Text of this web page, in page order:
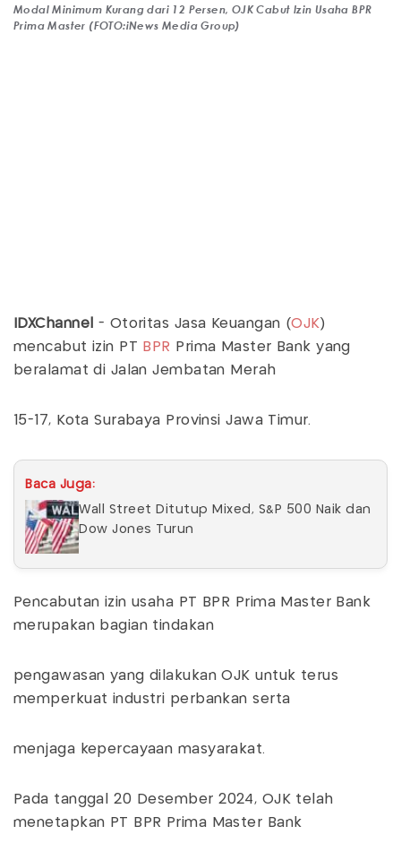
Modal Minimum Kurang dari 12 Persen, OJK Cabut Izin Usaha BPR
Prima Master (FOTO:iNews Media Group)
IDXChannel - Otoritas Jasa Keuangan (OJK)
mencabut izin PT BPR
Prima Master Bank yang
beralamat di Jalan Jembatan Merah
15-17, Kota Surabaya Provinsi Jawa Timur.
Baca Juga:
Wall Street Ditutup Mixed, S&P 500 Naik dan
Dow Jones Turun
Pencabutan izin usaha PT BPR Prima Master Bank
merupakan bagian tindakan
pengawasan yang dilakukan OJK untuk terus
memperkuat industri perbankan serta
menjaga kepercayaan masyarakat.
Pada tanggal 20 Desember 2024, OJK telah
menetapkan PT BPR Prima Master Bank